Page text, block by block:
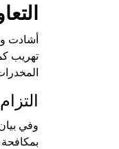
أشادت
تهريب
وفي